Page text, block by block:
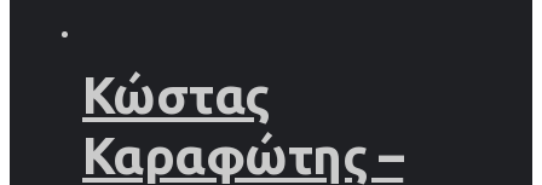
Κώστας
Καραφώτης –